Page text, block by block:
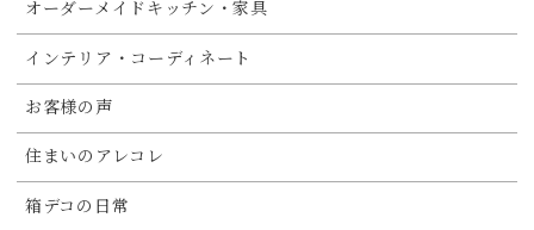
オーダーメイドキッチン・家具
インテリア・コーディネート
お客様の声
住まいのアレコレ
箱デコの日常